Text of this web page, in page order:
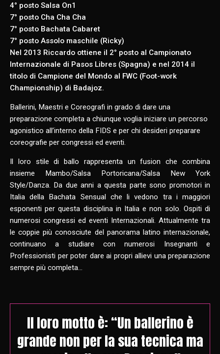
4° posto Salsa On1
7° posto Cha Cha Cha
7° posto Bachata Cabaret
7° posto Assolo maschile (Ricky)
Nel 2013 Riccardo ottiene il 2° posto al Campionato
Internazionale di Pasos Libres (Spagna) e nel 2014 il
titolo di Campione del Mondo al FWC (Foot-work
Championship) di Badajoz.
Ballerini, Maestri e Coreografi in grado di dare una
preparazione completa a chiunque voglia iniziare un percorso
agonistico all’interno della FIDS e per chi desideri preparare
coreografie per congressi ed eventi.
Il loro stile di ballo rappresenta un fusion che combina
insieme Mambo/Salsa Portoricana/Salsa New York
Style/Danza. Da due anni a questa parte sono promotori in
Italia della Bachata Sensual che li vedono tra i maggiori
esponenti per questa disciplina in Italia e non solo. Ospiti di
numerosi congressi ed eventi Internazionali. Attualmente tra
le coppie più conosciute del panorama latino internazionale,
continuano a studiare con numerosi Insegnanti e
Professionisti per poter dare ai propri allievi una preparazione
sempre più completa…
Il loro motto è:“Un ballerino è
grande non per la sua tecnica ma